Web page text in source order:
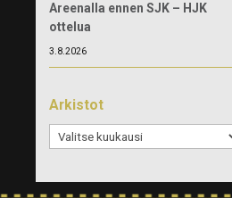
Areenalla ennen SJK – HJK
ottelua
3.8.2026
Arkistot
Arkistot